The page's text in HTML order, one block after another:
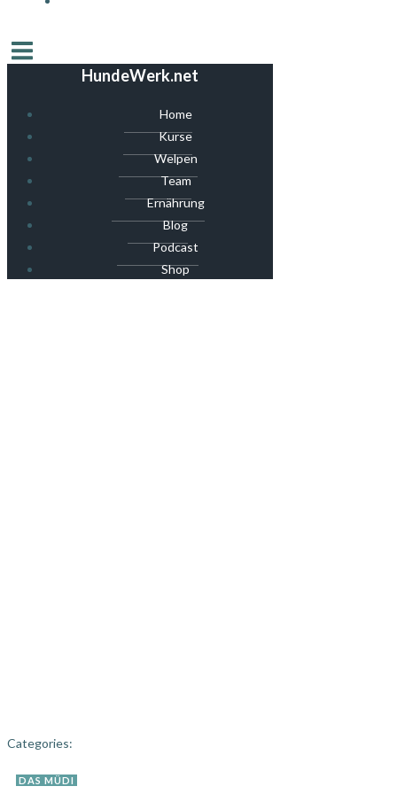
HundeWerk.net
Home
Kurse
Welpen
Team
Ernährung
Blog
Podcast
Shop
Categories:
DAS MÜDI